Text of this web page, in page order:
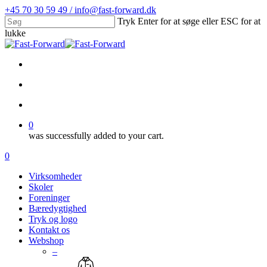
Skip
to
main
content
+45 70 30 59 49 / info@fast-forward.dk
Tryk Enter for at søge eller ESC for at
lukke
Close
0
was successfully added to your cart.
Menu
search
account
0
Virksomheder
Skoler
Foreninger
Bæredygtighed
Tryk og logo
Kontakt os
Webshop
–